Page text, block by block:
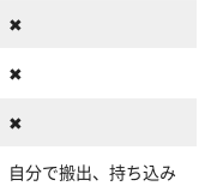
✖
✖
✖
自分で搬出、持ち込み